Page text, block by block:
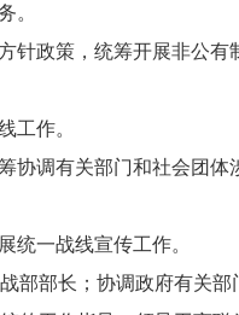
。
政策，统筹开展非公有
工作。
调有关部门和社会团体
一战线宣传工作。
部长；协调政府有关部